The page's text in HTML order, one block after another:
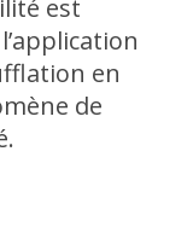
est
en
de